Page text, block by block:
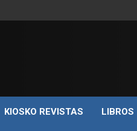
KIOSKO REVISTAS LIBROS